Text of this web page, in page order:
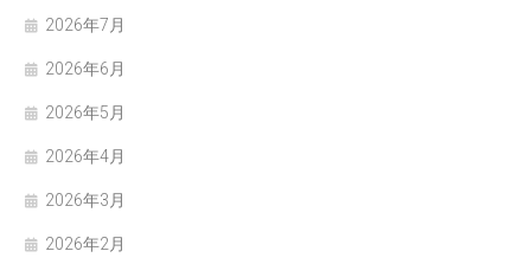
2026年7月
2026年6月
2026年5月
2026年4月
2026年3月
2026年2月